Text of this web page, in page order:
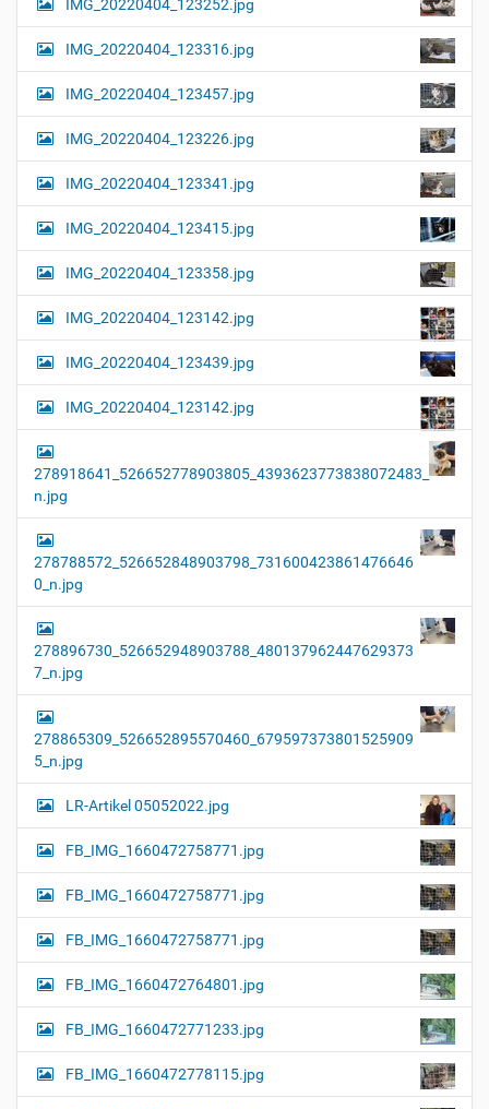
r
e
…
i
o
n
IMG_20220404_123252.jpg
IMG_20220404_123316.jpg
IMG_20220404_123457.jpg
IMG_20220404_123226.jpg
IMG_20220404_123341.jpg
IMG_20220404_123415.jpg
IMG_20220404_123358.jpg
IMG_20220404_123142.jpg
IMG_20220404_123439.jpg
IMG_20220404_123142.jpg
278918641_526652778903805_4393623773838072483_
n.jpg
278788572_526652848903798_731600423861476646
0_n.jpg
278896730_526652948903788_480137962447629373
7_n.jpg
278865309_526652895570460_679597373801525909
5_n.jpg
LR-Artikel 05052022.jpg
FB_IMG_1660472758771.jpg
FB_IMG_1660472758771.jpg
FB_IMG_1660472758771.jpg
FB_IMG_1660472764801.jpg
FB_IMG_1660472771233.jpg
FB_IMG_1660472778115.jpg